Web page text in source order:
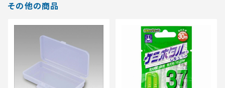
その他の商品